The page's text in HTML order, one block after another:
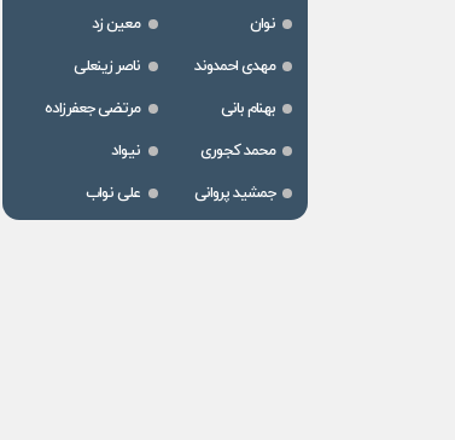
نوان
معین زد
مهدی احمدوند
ناصر زینعلی
بهنام بانی
مرتضی جعفرزاده
محمد کجوری
نیواد
جمشید پروانی
علی نواب